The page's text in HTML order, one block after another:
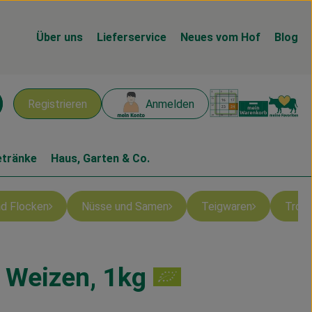
Über uns Lieferservice Neues vom Hof Blog
Registrieren Anmelden
Haus, Garten & Co.
Flocken Nüsse und Samen Teigwaren
1kg